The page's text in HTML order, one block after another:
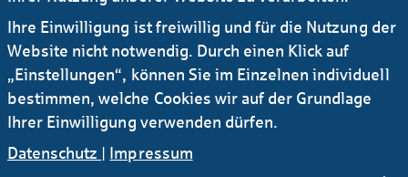
Empfänger einer betrieblichen Altersvorsorge
PDF | 92 KB
Ihre Einwilligung ist freiwillig und für die Nutzung der
Website nicht notwendig. Durch einen Klick auf
„Einstellungen“, können Sie im Einzelnen individuell
bestimmen, welche Cookies wir auf der Grundlage
Ihrer Einwilligung verwenden dürfen.
Datenschutz | Impressum